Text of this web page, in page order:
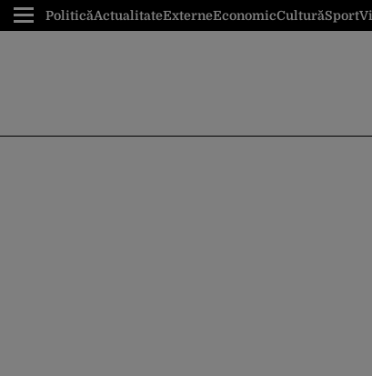
PoliticăActualitateExterneEconomicCulturăSport